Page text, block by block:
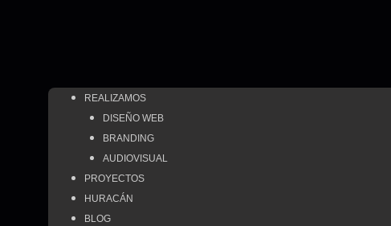
REALIZAMOS
DISEÑO WEB
BRANDING
AUDIOVISUAL
PROYECTOS
HURACÁN
BLOG